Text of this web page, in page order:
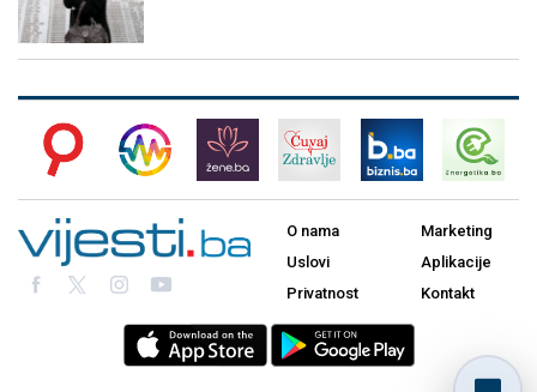
O nama
Uslovi
Privatnost
Marketing
Aplikacije
Kontakt